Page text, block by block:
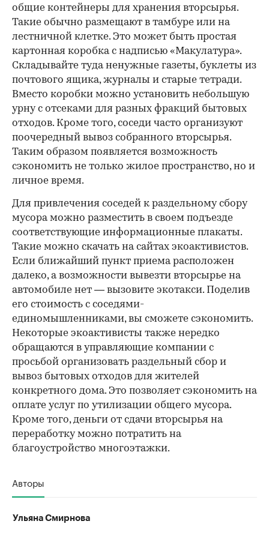
общие контейнеры для хранения вторсырья.
Такие обычно размещают в тамбуре или на
лестничной клетке. Это может быть простая
картонная коробка с надписью «Макулатура».
Складывайте туда ненужные газеты, буклеты из
почтового ящика, журналы и старые тетради.
Вместо коробки можно установить небольшую
урну с отсеками для разных фракций бытовых
отходов. Кроме того, соседи часто организуют
поочередный вывоз собранного вторсырья.
Таким образом появляется возможность
сэкономить не только жилое пространство, но и
личное время.
Для привлечения соседей к раздельному сбору
мусора можно разместить в своем подъезде
соответствующие информационные плакаты.
Такие можно скачать на сайтах экоактивистов.
Если ближайший пункт приема расположен
далеко, а возможности вывезти вторсырье на
автомобиле нет — вызовите экотакси. Поделив
его стоимость с соседями-
единомышленниками, вы сможете сэкономить.
Некоторые экоактивисты также нередко
обращаются в управляющие компании с
просьбой организовать раздельный сбор и
вывоз бытовых отходов для жителей
конкретного дома. Это позволяет сэкономить на
оплате услуг по утилизации общего мусора.
Кроме того, деньги от сдачи вторсырья на
переработку можно потратить на
благоустройство многоэтажки.
Авторы
Ульяна Смирнова